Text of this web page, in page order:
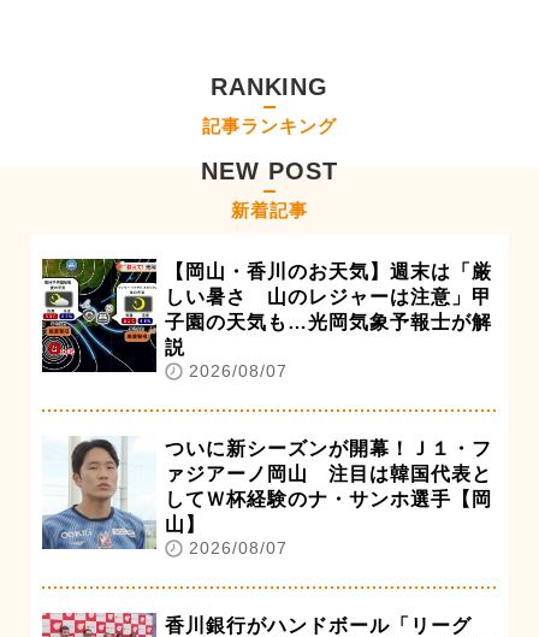
RANKING
記事ランキング
NEW POST
新着記事
【岡山・香川のお天気】週末は「厳
しい暑さ 山のレジャーは注意」甲
子園の天気も…光岡気象予報士が解
説
2026/08/07
ついに新シーズンが開幕！Ｊ１・フ
ァジアーノ岡山 注目は韓国代表と
してＷ杯経験のナ・サンホ選手【岡
山】
2026/08/07
香川銀行がハンドボール「リーグ